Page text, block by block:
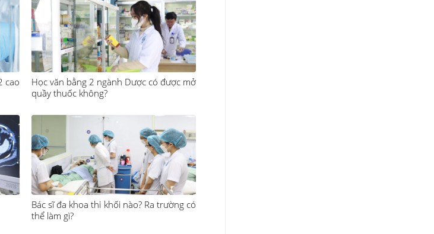
cao
Học văn bằng 2 ngành Dược có được mở
quầy thuốc không?
Bác sĩ đa khoa thi khối nào? Ra trường có
thể làm gì?